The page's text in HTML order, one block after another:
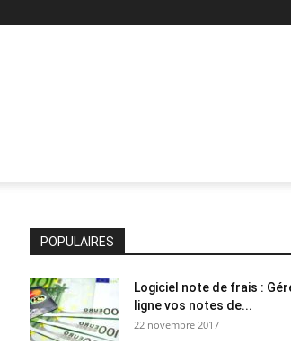
POPULAIRES
Logiciel note de frais :
ligne vos notes de...
22 novembre 2017